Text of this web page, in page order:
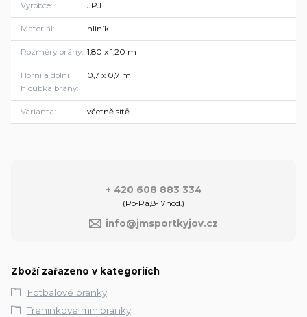
Výrobce JPJ
Materiál hliník
Rozměry brány 1,80 x 1,20 m
Horní a dolní
hloubka brány
0,7 x 0,7 m
Varianta včetně sítě
+ 420 608 883 334
(Po-Pá,8-17hod.)
info@jmsportkyjov.cz
Zboží zařazeno v kategoriích
Fotbalové branky
Tréninkové minibranky